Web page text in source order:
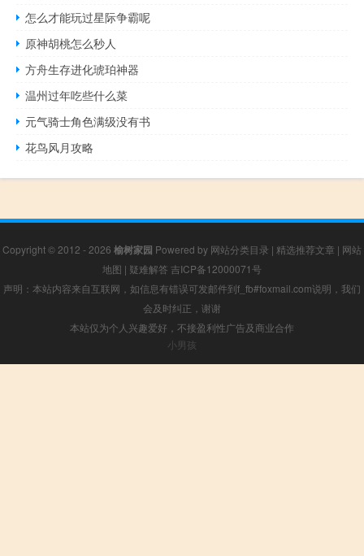
怎么才能玩过星际争霸呢
原神胡桃怎么秒人
方舟生存进化琥珀神器
温州过年吃些什么菜
元气骑士角色满级没有书
花鸟风月攻略
Copyright © 2012 - 2026 榆树家园 Powered by 网站分类目录 | 精选推荐文章 | 网站
地图 | 疑难解答 吉ICP备12000071号
声明：本站内容来自互联网，如信息有错误可发邮件到f_fb#foxmail.com说明，我们
会及时纠正，谢谢
本站仅为个人兴趣爱好，不接盈利性广告及商业合作
小男孩